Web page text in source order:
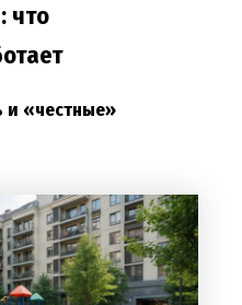
что
и «честные»